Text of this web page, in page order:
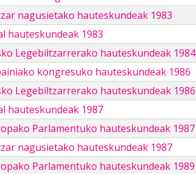
nagusietako hauteskundeak 1983
hauteskundeak 1983
Legebiltzarrerako hauteskundeak 1984
kongresuko hauteskundeak 1986
Legebiltzarrerako hauteskundeak 1986
hauteskundeak 1987
Parlamentuko hauteskundeak 1987
nagusietako hauteskundeak 1987
Parlamentuko hauteskundeak 1989